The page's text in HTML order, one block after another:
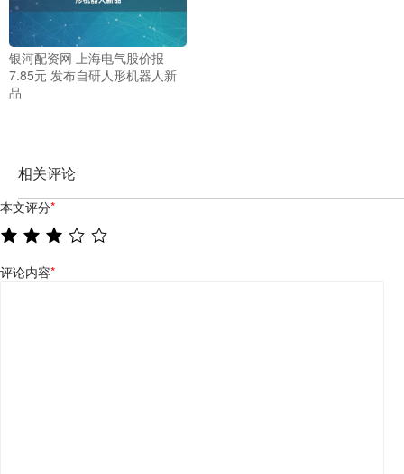
银河配资网 上海电气股价报
7.85元 发布自研人形机器人新
品
相关评论
本文评分*
评论内容*